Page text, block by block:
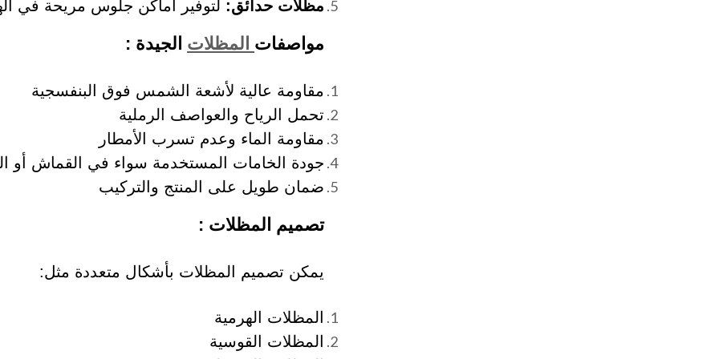
مظلات حدائق: لتوفير أماكن جلوس مريحة في
مواصفات المظلات الجيدة :
مقاومة عالية لأشعة الشمس فوق البنفسجية
تحمل الرياح والعواصف الرملية
مقاومة الماء وعدم تسرب الأمطار
جودة الخامات المستخدمة سواء في القماش أو
ضمان طويل على المنتج والتركيب
تصميم المظلات :
يمكن تصميم المظلات بأشكال متعددة مثل:
المظلات الهرمية
المظلات القوسية